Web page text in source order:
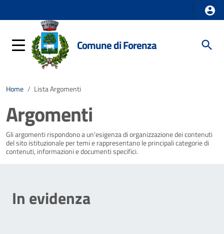
Comune di Forenza
Home / Lista Argomenti
Argomenti
Gli argomenti rispondono a un'esigenza di organizzazione dei contenuti
del sito istituzionale per temi e rappresentano le principali categorie di
contenuti, informazioni e documenti specifici.
In evidenza